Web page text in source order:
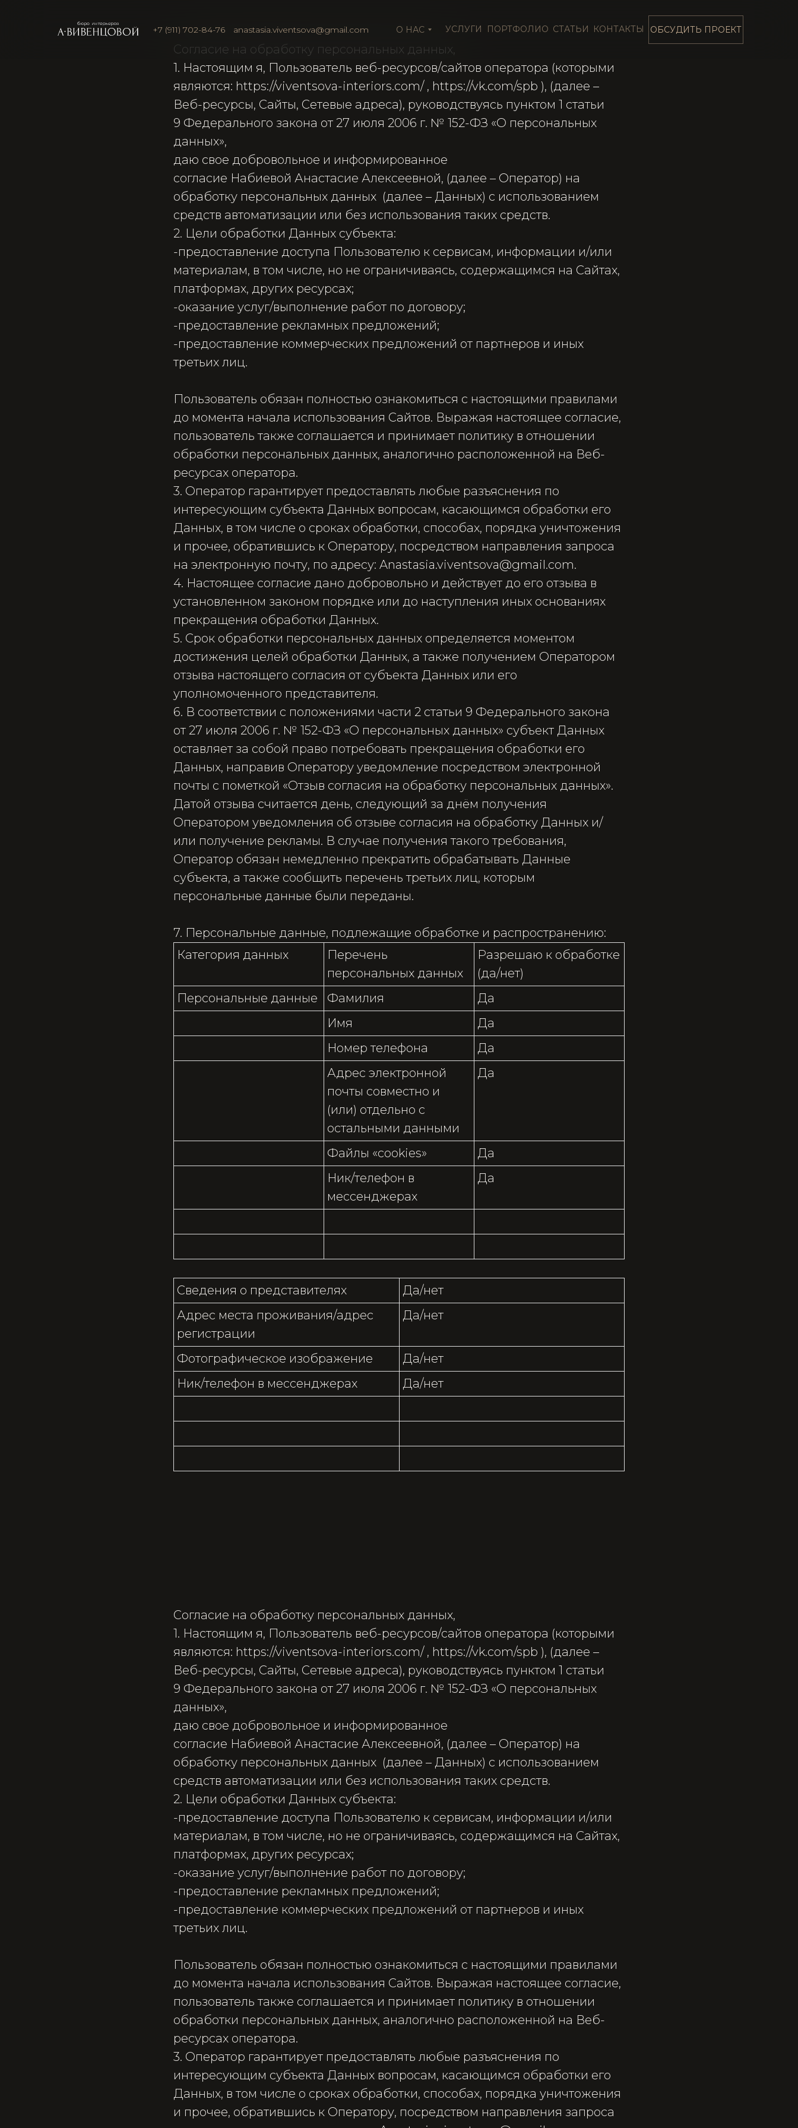
+7 (911) 702-84-76 anastasia.viventsova@gmail.com О НАС УСЛУГИ ПОРТФОЛИО СТАТЬИ КОНТАКТЫ ОБСУДИТЬ ПРОЕКТ
Согласие на обработку персональных данных,
1. Настоящим я, Пользователь веб-ресурсов/сайтов оператора (которыми
являются: https://viventsova-interiors.com/ , https://vk.com/spb ), (далее –
Веб-ресурсы, Сайты, Сетевые адреса), руководствуясь пунктом 1 статьи
9 Федерального закона от 27 июля 2006 г. № 152-ФЗ «О персональных
данных»,
даю свое добровольное и информированное
согласие Набиевой Анастасие Алексеевной, (далее – Оператор) на
обработку персональных данных (далее – Данных) с использованием
средств автоматизации или без использования таких средств.
2. Цели обработки Данных субъекта:
-​предоставление доступа Пользователю к сервисам, информации и/или
материалам, в том числе, но не ограничиваясь, содержащимся на Сайтах,
платформах, других ресурсах;
-​оказание услуг/выполнение работ по договору;
-​предоставление рекламных предложений;
-​предоставление коммерческих предложений от партнеров и иных
третьих лиц.
Пользователь обязан полностью ознакомиться с настоящими правилами
до момента начала использования Сайтов. Выражая настоящее согласие,
пользователь также соглашается и принимает политику в отношении
обработки персональных данных, аналогично расположенной на Веб-
ресурсах оператора.
3. Оператор гарантирует предоставлять любые разъяснения по
интересующим субъекта Данных вопросам, касающимся обработки его
Данных, в том числе о сроках обработки, способах, порядка уничтожения
и прочее, обратившись к Оператору, посредством направления запроса
на электронную почту, по адресу: Anastasia.viventsova@gmail.com.
4. Настоящее согласие дано добровольно и действует до его отзыва в
установленном законом порядке или до наступления иных основаниях
прекращения обработки Данных.
5. Срок обработки персональных данных определяется моментом
достижения целей обработки Данных, а также получением Оператором
отзыва настоящего согласия от субъекта Данных или его
уполномоченного представителя.
6. В соответствии с положениями части 2 статьи 9 Федерального закона
от 27 июля 2006 г. № 152-ФЗ «О персональных данных» субъект Данных
оставляет за собой право потребовать прекращения обработки его
Данных, направив Оператору уведомление посредством электронной
почты с пометкой «Отзыв согласия на обработку персональных данных».
Датой отзыва считается день, следующий за днём получения
Оператором уведомления об отзыве согласия на обработку Данных и/
или получение рекламы. В случае получения такого требования,
Оператор обязан немедленно прекратить обрабатывать Данные
субъекта, а также сообщить перечень третьих лиц, которым
персональные данные были переданы.
7. Персональные данные, подлежащие обработке и распространению:
Категория данных
Перечень
персональных данных
Разрешаю к обработке
(да/нет)
Персональные данные
Фамилия
Да
Имя
Да
Номер телефона
Да
Адрес электронной
почты совместно и
(или) отдельно с
остальными данными
Да
Файлы «cookies»
Да
Ник/телефон в
мессенджерах
Да
Сведения о представителях
Да/нет
Адрес места проживания/адрес
регистрации
Да/нет
Фотографическое изображение
Да/нет
Ник/телефон в мессенджерах
Да/нет
Согласие на обработку персональных данных,
1. Настоящим я, Пользователь веб-ресурсов/сайтов оператора (которыми
являются: https://viventsova-interiors.com/ , https://vk.com/spb ), (далее –
Веб-ресурсы, Сайты, Сетевые адреса), руководствуясь пунктом 1 статьи
9 Федерального закона от 27 июля 2006 г. № 152-ФЗ «О персональных
данных»,
даю свое добровольное и информированное
согласие Набиевой Анастасие Алексеевной, (далее – Оператор) на
обработку персональных данных (далее – Данных) с использованием
средств автоматизации или без использования таких средств.
2. Цели обработки Данных субъекта:
-​предоставление доступа Пользователю к сервисам, информации и/или
материалам, в том числе, но не ограничиваясь, содержащимся на Сайтах,
платформах, других ресурсах;
-​оказание услуг/выполнение работ по договору;
-​предоставление рекламных предложений;
-​предоставление коммерческих предложений от партнеров и иных
третьих лиц.
Пользователь обязан полностью ознакомиться с настоящими правилами
до момента начала использования Сайтов. Выражая настоящее согласие,
пользователь также соглашается и принимает политику в отношении
обработки персональных данных, аналогично расположенной на Веб-
ресурсах оператора.
3. Оператор гарантирует предоставлять любые разъяснения по
интересующим субъекта Данных вопросам, касающимся обработки его
Данных, в том числе о сроках обработки, способах, порядка уничтожения
и прочее, обратившись к Оператору, посредством направления запроса